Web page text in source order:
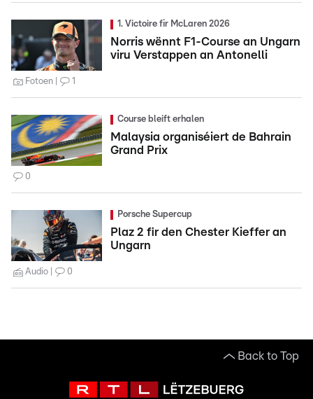
1. Victoire fir McLaren 2026
Norris wënnt F1-Course an Ungarn
viru Verstappen an Antonelli
Fotoen 1
Course bleift erhalen
Malaysia organiséiert de Bahrain
Grand Prix
0
Porsche Supercup
Plaz 2 fir den Chester Kieffer an
Ungarn
Audio 0
Back to Top